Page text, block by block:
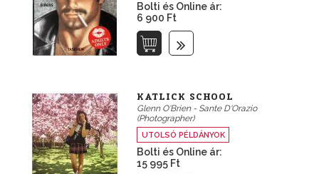
Bolti és Online ár:
6 900 Ft
KATLICK SCHOOL
Glenn O'Brien - Sante D'Orazio
(Photographer)
UTOLSÓ PÉLDÁNYOK
Bolti és Online ár:
15 995 Ft